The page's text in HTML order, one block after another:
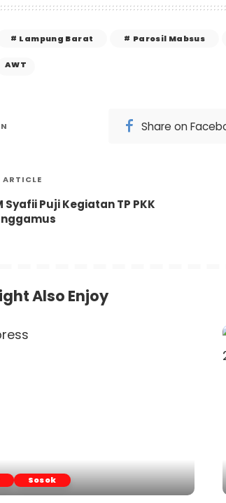
Lampung Barat Parosil Mabsus
AWT
Share on
ARTICLE
Syafii Puji Kegiatan TP PKK
Also Enjoy
Sosok